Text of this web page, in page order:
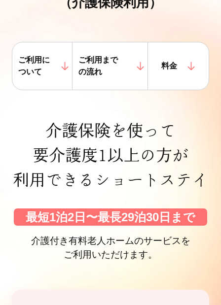
ご利用に
ついて
ご利用まで
の流れ
料金
介護保険を使って
要介護度1以上の方が
利用できる ショートステイ
最短1泊2日〜最長29泊30日まで
介護付き有料老人ホームのサービスを
ご利用いただけます。